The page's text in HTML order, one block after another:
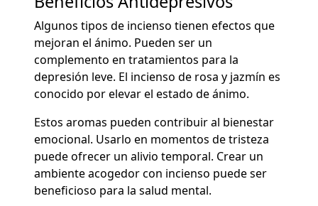
Algunos tipos de incienso tienen efectos que
mejoran el ánimo. Pueden ser un
complemento en tratamientos para la
depresión leve. El incienso de rosa y jazmín es
conocido por elevar el estado de ánimo.
Estos aromas pueden contribuir al bienestar
emocional. Usarlo en momentos de tristeza
puede ofrecer un alivio temporal. Crear un
ambiente acogedor con incienso puede ser
beneficioso para la salud mental.